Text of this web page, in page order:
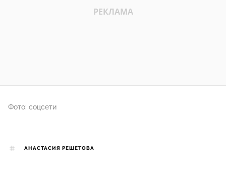
Фото: соцсети
АНАСТАСИЯ РЕШЕТОВА